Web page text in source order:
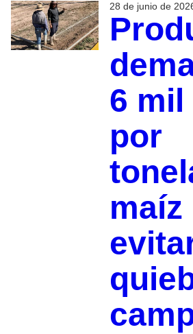
28 de junio de
6 mil
por
maíz